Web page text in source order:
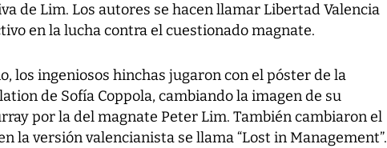
de Lim. Los autores se hacen llamar Libertad Valencia
en la lucha contra el cuestionado magnate.
los ingeniosos hinchas jugaron con el póster de la
de Sofía Coppola, cambiando la imagen de su
por la del magnate Peter Lim. También cambiaron el
la versión valencianista se llama “Lost in Management”.